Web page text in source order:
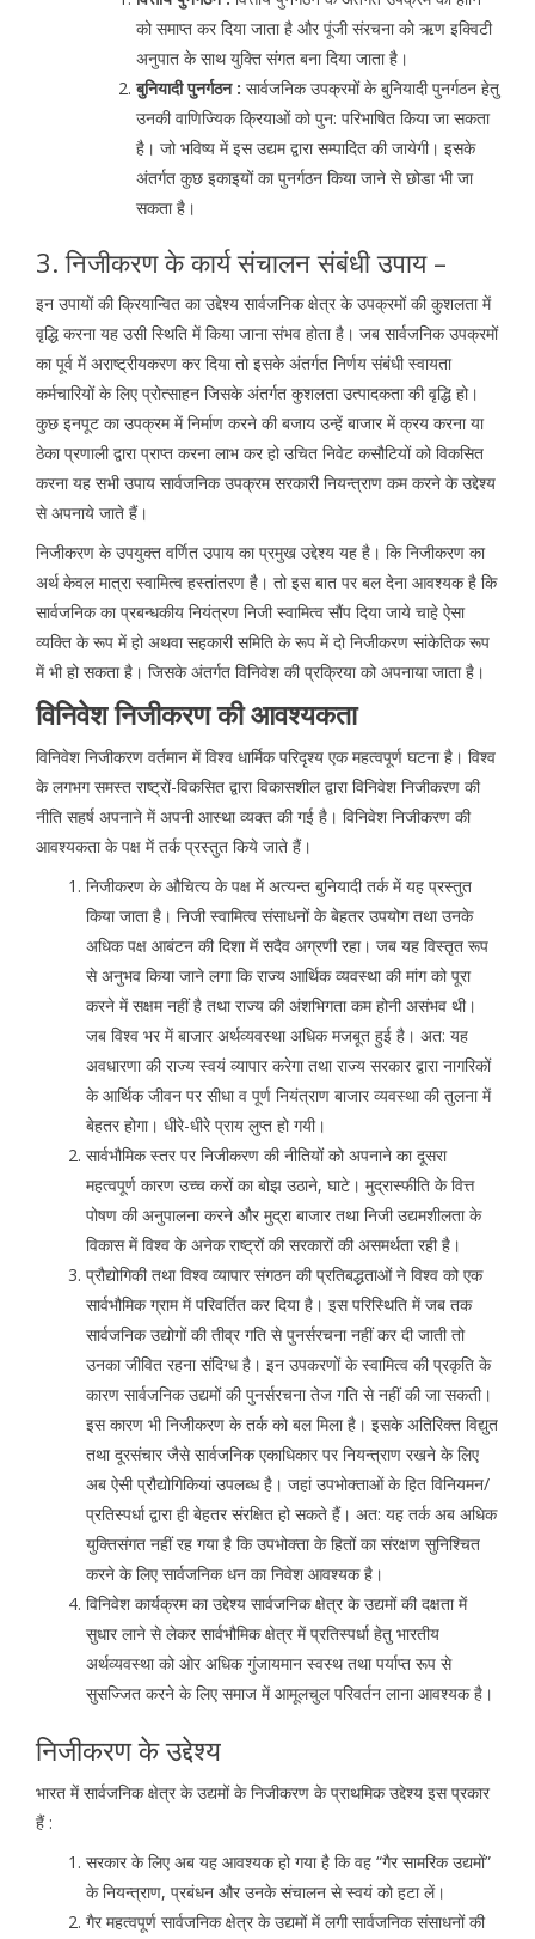
को समाप्त कर दिया जाता है और पूंजी संरचना को ऋण इक्विटी
अनुपात के साथ युक्ति संगत बना दिया जाता है।
बुनियादी पुनर्गठन : सार्वजनिक उपक्रमों के बुनियादी पुनर्गठन हेतु
उनकी वाणिज्यिक क्रियाओं को पुन: परिभाषित किया जा सकता
है। जो भविष्य में इस उद्यम द्वारा सम्पादित की जायेगी। इसके
अंतर्गत कुछ इकाइयों का पुनर्गठन किया जाने से छोडा भी जा
सकता है।
3. निजीकरण के कार्य संचालन संबंधी उपाय –
इन उपायों की क्रियान्वित का उद्देश्य सार्वजनिक क्षेत्र के उपक्रमों की कुशलता में
वृद्धि करना यह उसी स्थिति में किया जाना संभव होता है। जब सार्वजनिक उपक्रमों
का पूर्व में अराष्ट्रीयकरण कर दिया तो इसके अंतर्गत निर्णय संबंधी स्वायता
कर्मचारियों के लिए प्रोत्साहन जिसके अंतर्गत कुशलता उत्पादकता की वृद्धि हो।
कुछ इनपूट का उपक्रम में निर्माण करने की बजाय उन्हें बाजार में क्रय करना या
ठेका प्रणाली द्वारा प्राप्त करना लाभ कर हो उचित निवेट कसौटियों को विकसित
करना यह सभी उपाय सार्वजनिक उपक्रम सरकारी नियन्त्राण कम करने के उद्देश्य
से अपनाये जाते हैं।
निजीकरण के उपयुक्त वर्णित उपाय का प्रमुख उद्देश्य यह है। कि निजीकरण का
अर्थ केवल मात्रा स्वामित्व हस्तांतरण है। तो इस बात पर बल देना आवश्यक है कि
सार्वजनिक का प्रबन्धकीय नियंत्रण निजी स्वामित्व सौंप दिया जाये चाहे ऐसा
व्यक्ति के रूप में हो अथवा सहकारी समिति के रूप में दो निजीकरण सांकेतिक रूप
में भी हो सकता है। जिसके अंतर्गत विनिवेश की प्रक्रिया को अपनाया जाता है।
विनिवेश निजीकरण की आवश्यकता
विनिवेश निजीकरण वर्तमान में विश्व धार्मिक परिदृश्य एक महत्वपूर्ण घटना है। विश्व
के लगभग समस्त राष्ट्रों-विकसित द्वारा विकासशील द्वारा विनिवेश निजीकरण की
नीति सहर्ष अपनाने में अपनी आस्था व्यक्त की गई है। विनिवेश निजीकरण की
आवश्यकता के पक्ष में तर्क प्रस्तुत किये जाते हैं।
निजीकरण के औचित्य के पक्ष में अत्यन्त बुनियादी तर्क में यह प्रस्तुत
किया जाता है। निजी स्वामित्व संसाधनों के बेहतर उपयोग तथा उनके
अधिक पक्ष आबंटन की दिशा में सदैव अग्रणी रहा। जब यह विस्तृत रूप
से अनुभव किया जाने लगा कि राज्य आर्थिक व्यवस्था की मांग को पूरा
करने में सक्षम नहीं है तथा राज्य की अंशभिगता कम होनी असंभव थी।
जब विश्व भर में बाजार अर्थव्यवस्था अधिक मजबूत हुई है। अत: यह
अवधारणा की राज्य स्वयं व्यापार करेगा तथा राज्य सरकार द्वारा नागरिकों
के आर्थिक जीवन पर सीधा व पूर्ण नियंत्राण बाजार व्यवस्था की तुलना में
बेहतर होगा। धीरे-धीरे प्राय लुप्त हो गयी।
सार्वभौमिक स्तर पर निजीकरण की नीतियों को अपनाने का दूसरा
महत्वपूर्ण कारण उच्च करों का बोझ उठाने, घाटे। मुद्रास्फीति के वित्त
पोषण की अनुपालना करने और मुद्रा बाजार तथा निजी उद्यमशीलता के
विकास में विश्व के अनेक राष्ट्रों की सरकारों की असमर्थता रही है।
प्रौद्योगिकी तथा विश्व व्यापार संगठन की प्रतिबद्धताओं ने विश्व को एक
सार्वभौमिक ग्राम में परिवर्तित कर दिया है। इस परिस्थिति में जब तक
सार्वजनिक उद्योगों की तीव्र गति से पुनर्सरचना नहीं कर दी जाती तो
उनका जीवित रहना संदिग्ध है। इन उपकरणों के स्वामित्व की प्रकृति के
कारण सार्वजनिक उद्यमों की पुनर्सरचना तेज गति से नहीं की जा सकती।
इस कारण भी निजीकरण के तर्क को बल मिला है। इसके अतिरिक्त विद्युत
तथा दूरसंचार जैसे सार्वजनिक एकाधिकार पर नियन्त्राण रखने के लिए
अब ऐसी प्रौद्योगिकियां उपलब्ध है। जहां उपभोक्ताओं के हित विनियमन/
प्रतिस्पर्धा द्वारा ही बेहतर संरक्षित हो सकते हैं। अत: यह तर्क अब अधिक
युक्तिसंगत नहीं रह गया है कि उपभोक्ता के हितों का संरक्षण सुनिश्चित
करने के लिए सार्वजनिक धन का निवेश आवश्यक है।
विनिवेश कार्यक्रम का उद्देश्य सार्वजनिक क्षेत्र के उद्यमों की दक्षता में
सुधार लाने से लेकर सार्वभौमिक क्षेत्र में प्रतिस्पर्धा हेतु भारतीय
अर्थव्यवस्था को ओर अधिक गुंजायमान स्वस्थ तथा पर्याप्त रूप से
सुसज्जित करने के लिए समाज में आमूलचुल परिवर्तन लाना आवश्यक है।
निजीकरण के उद्देश्य
भारत में सार्वजनिक क्षेत्र के उद्यमों के निजीकरण के प्राथमिक उद्देश्य इस प्रकार
हैं :
सरकार के लिए अब यह आवश्यक हो गया है कि वह “गैर सामरिक उद्यमों”
के नियन्त्राण, प्रबंधन और उनके संचालन से स्वयं को हटा लें।
गैर महत्वपूर्ण सार्वजनिक क्षेत्र के उद्यमों में लगी सार्वजनिक संसाधनों की